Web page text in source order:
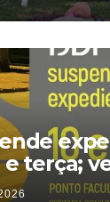
terça;